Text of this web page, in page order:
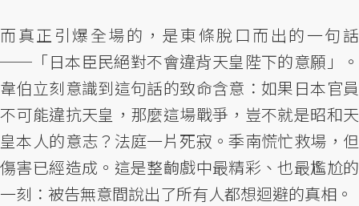
而真正引爆全場的，是東條脫口而出的一句話
──「日本臣民絕對不會違背天皇陛下的意願」。
韋伯立刻意識到這句話的致命含意：如果日本官員
不可能違抗天皇，那麼這場戰爭，豈不就是昭和天
皇本人的意志？法庭一片死寂。季南慌忙救場，但
傷害已經造成。這是整齣戲中最精彩、也最尷尬的
一刻：被告無意間說出了所有人都想迴避的真相。